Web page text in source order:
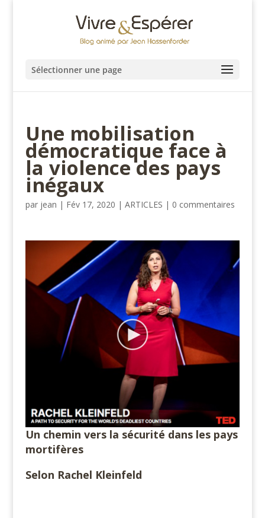
Sélectionner une page
Une mobilisation
démocratique face à
la violence des pays
inégaux
par jean | Fév 17, 2020 | ARTICLES | 0 commentaires
Un chemin vers la sécurité dans les pays
mortifères
Selon Rachel Kleinfeld